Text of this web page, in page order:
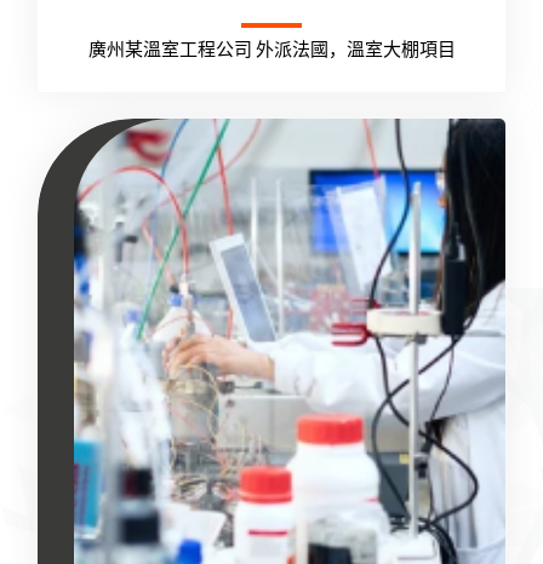
廣州某溫室工程公司 外派法國，溫室大棚項目